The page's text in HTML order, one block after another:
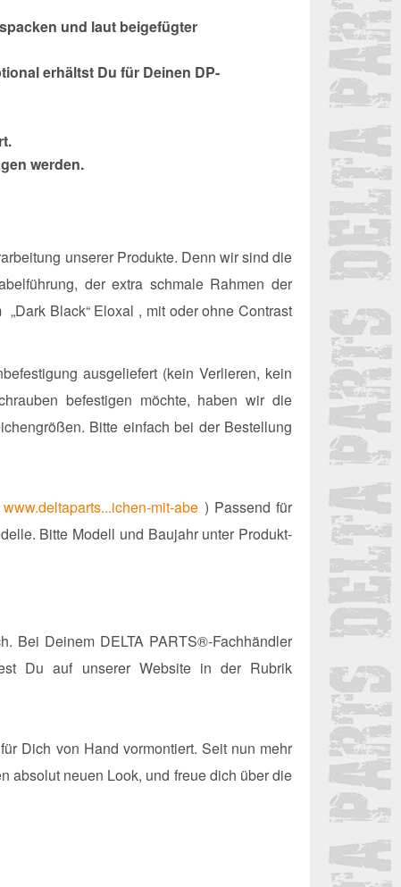
und laut beigefügter
erhältst Du für Deinen DP-
werden.
unserer Produkte. Denn wir sind die
der extra schmale Rahmen der
Black“ Eloxal , mit oder ohne Contrast
ausgeliefert (kein Verlieren, kein
befestigen möchte, haben wir die
Bitte einfach bei der Bestellung
www.deltaparts...ichen-mit-abe ) Passend für
Bitte Modell und Baujahr unter Produkt-
Bei Deinem DELTA PARTS®-Fachhändler
Du auf unserer Website in der Rubrik
Dich von Hand vormontiert. Seit nun mehr
absolut neuen Look, und freue dich über die